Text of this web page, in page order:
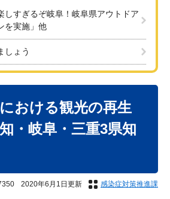
しすぎるぞ岐阜！岐阜県アウトドア
を実施」他
しょう
おける観光の再生
・岐阜・三重3県知
2020年6月1日更新 感染症対策推進課